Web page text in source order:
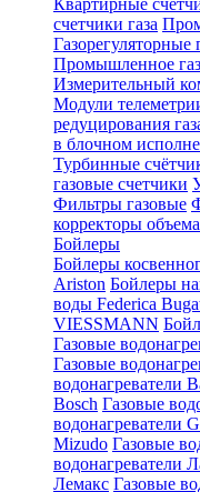
Квартирные
счетчики газа
Газорегуляторные
Промышленное
Измерительный
Модули
редуцирования
в блочном
Турбинные
газовые счетчики
Фильтры газовые
корректоры объема
Бойлеры
Бойлеры
Ariston Бойлеры
воды Federica
VIESSMANN
Газовые
Газовые
водонагреватели
Bosch Газовые
водонагреватели
Mizudo Газовые
водонагреватели
Лемакс Газовые